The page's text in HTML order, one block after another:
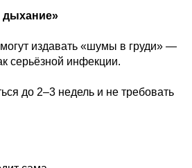
дыхание»
издавать «шумы в груди» —
серьёзной инфекции.
до 2–3 недель и не требовать